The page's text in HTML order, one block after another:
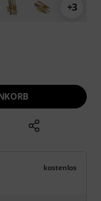
+3
kostenlos